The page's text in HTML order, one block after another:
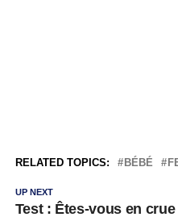
RELATED TOPICS: BÉBÉ
UP NEXT
Test : Êtes-vous en crue